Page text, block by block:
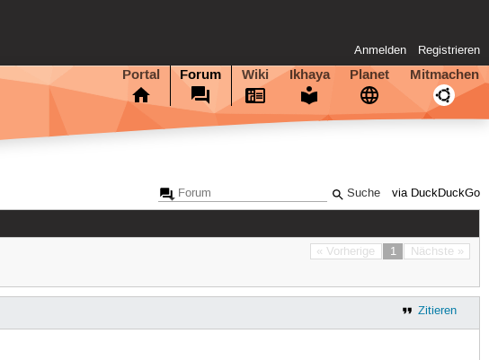
Anmelden Registrieren
Portal Forum Wiki Ikhaya Planet Mitmachen
via DuckDuckGo
« Vorherige 1 Nächste »
Zitieren